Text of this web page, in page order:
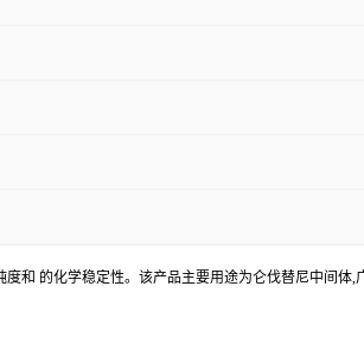
和 的化学稳定性。该产品主要用途为仑伐替尼中间